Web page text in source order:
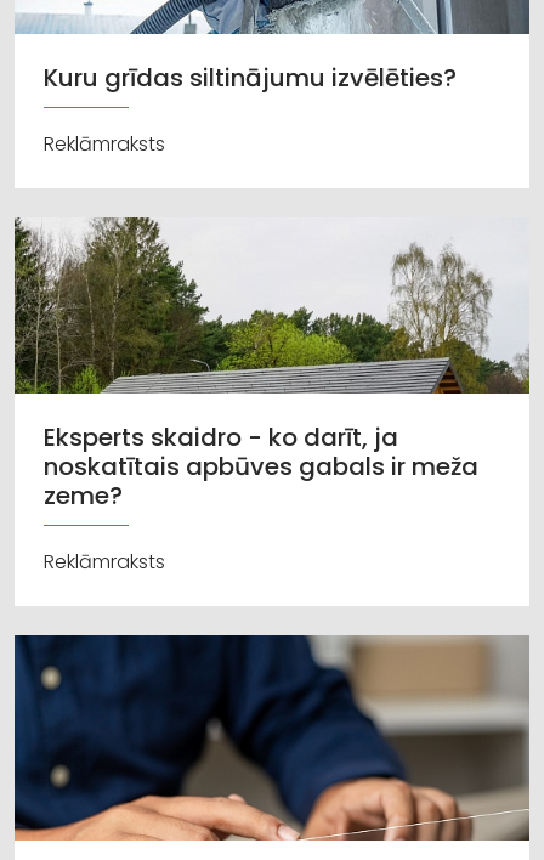
Kuru grīdas siltinājumu izvēlēties?
Reklāmraksts
Eksperts skaidro - ko darīt, ja
noskatītais apbūves gabals ir meža
zeme?
Reklāmraksts